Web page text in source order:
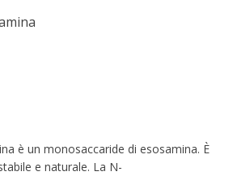
è un monosaccaride di esosamina. È
e naturale. La N-